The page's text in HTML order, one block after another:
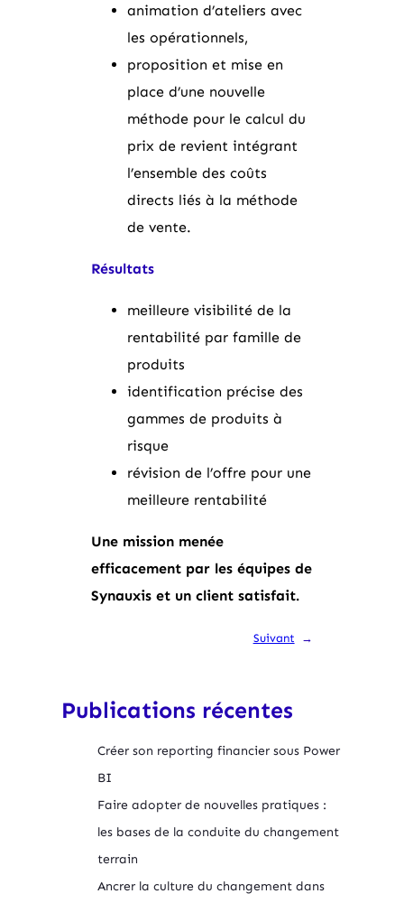
animation d’ateliers avec
les opérationnels,
proposition et mise en
place d’une nouvelle
méthode pour le calcul du
prix de revient intégrant
l’ensemble des coûts
directs liés à la méthode
de vente.
Résultats
meilleure visibilité de la
rentabilité par famille de
produits
identification précise des
gammes de produits à
risque
révision de l’offre pour une
meilleure rentabilité
Une mission menée
efficacement par les équipes de
Synauxis et un client satisfait.
Suivant →
Publications récentes
Créer son reporting financier sous Power
BI
Faire adopter de nouvelles pratiques :
les bases de la conduite du changement
terrain
Ancrer la culture du changement dans